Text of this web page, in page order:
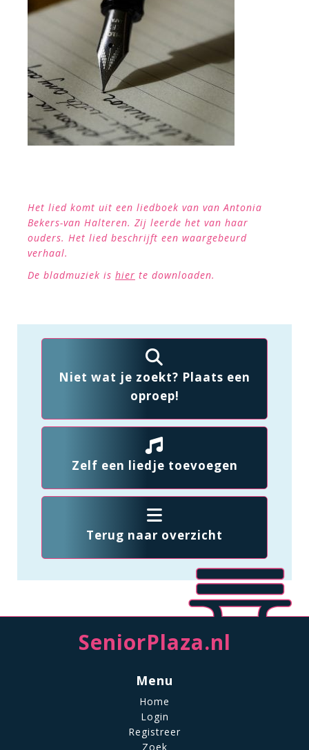
Het lied komt uit een liedboek van van Antonia
Bekers-van Halteren. Zij leerde het van haar
ouders. Het lied beschrijft een waargebeurd
verhaal.
De bladmuziek is hier te downloaden.
Niet wat je zoekt? Plaats een
oproep!
Zelf een liedje toevoegen
Terug naar overzicht
SeniorPlaza.nl
Menu
Home
Login
Registreer
Zoek